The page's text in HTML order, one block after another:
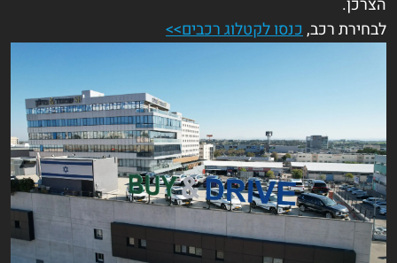
לבחירת רכב,כנסו לקטלוג רכבים>>